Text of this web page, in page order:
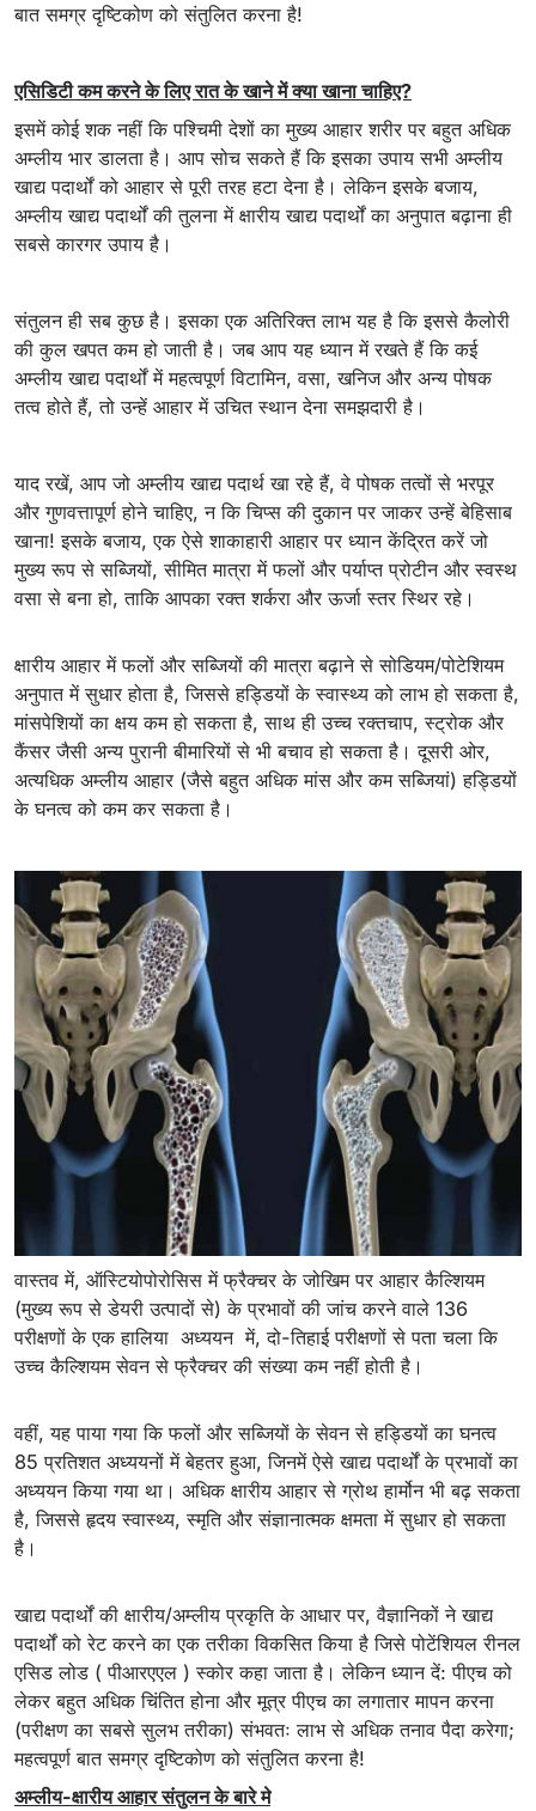
बात समग्र दृष्टिकोण को संतुलित करना है!
एसिडिटी कम करने के लिए रात के खाने में क्या खाना चाहिए?
इसमें कोई शक नहीं कि पश्चिमी देशों का मुख्य आहार शरीर पर बहुत अधिक
अम्लीय भार डालता है। आप सोच सकते हैं कि इसका उपाय सभी अम्लीय
खाद्य पदार्थों को आहार से पूरी तरह हटा देना है। लेकिन इसके बजाय,
अम्लीय खाद्य पदार्थों की तुलना में क्षारीय खाद्य पदार्थों का अनुपात बढ़ाना ही
सबसे कारगर उपाय है।
संतुलन ही सब कुछ है। इसका एक अतिरिक्त लाभ यह है कि इससे कैलोरी
की कुल खपत कम हो जाती है। जब आप यह ध्यान में रखते हैं कि कई
अम्लीय खाद्य पदार्थों में महत्वपूर्ण विटामिन, वसा, खनिज और अन्य पोषक
तत्व होते हैं, तो उन्हें आहार में उचित स्थान देना समझदारी है।
याद रखें, आप जो अम्लीय खाद्य पदार्थ खा रहे हैं, वे पोषक तत्वों से भरपूर
और गुणवत्तापूर्ण होने चाहिए, न कि चिप्स की दुकान पर जाकर उन्हें बेहिसाब
खाना! इसके बजाय, एक ऐसे शाकाहारी आहार पर ध्यान केंद्रित करें जो
मुख्य रूप से सब्जियों, सीमित मात्रा में फलों और पर्याप्त प्रोटीन और स्वस्थ
वसा से बना हो, ताकि आपका रक्त शर्करा और ऊर्जा स्तर स्थिर रहे।
क्षारीय आहार में फलों और सब्जियों की मात्रा बढ़ाने से सोडियम/पोटेशियम
अनुपात में सुधार होता है, जिससे हड्डियों के स्वास्थ्य को लाभ हो सकता है,
मांसपेशियों का क्षय कम हो सकता है, साथ ही उच्च रक्तचाप, स्ट्रोक और
कैंसर जैसी अन्य पुरानी बीमारियों से भी बचाव हो सकता है। दूसरी ओर,
अत्यधिक अम्लीय आहार (जैसे बहुत अधिक मांस और कम सब्जियां) हड्डियों
के घनत्व को कम कर सकता है।
वास्तव में, ऑस्टियोपोरोसिस में फ्रैक्चर के जोखिम पर आहार कैल्शियम
(मुख्य रूप से डेयरी उत्पादों से) के प्रभावों की जांच करने वाले 136
परीक्षणों के एक हालिया अध्ययन में, दो-तिहाई परीक्षणों से पता चला कि
उच्च कैल्शियम सेवन से फ्रैक्चर की संख्या कम नहीं होती है।
वहीं, यह पाया गया कि फलों और सब्जियों के सेवन से हड्डियों का घनत्व
85 प्रतिशत अध्ययनों में बेहतर हुआ, जिनमें ऐसे खाद्य पदार्थों के प्रभावों का
अध्ययन किया गया था। अधिक क्षारीय आहार से ग्रोथ हार्मोन भी बढ़ सकता
है, जिससे हृदय स्वास्थ्य, स्मृति और संज्ञानात्मक क्षमता में सुधार हो सकता
है।
खाद्य पदार्थों की क्षारीय/अम्लीय प्रकृति के आधार पर, वैज्ञानिकों ने खाद्य
पदार्थों को रेट करने का एक तरीका विकसित किया है जिसे पोटेंशियल रीनल
एसिड लोड ( पीआरएएल ) स्कोर कहा जाता है। लेकिन ध्यान दें: पीएच को
लेकर बहुत अधिक चिंतित होना और मूत्र पीएच का लगातार मापन करना
(परीक्षण का सबसे सुलभ तरीका) संभवतः लाभ से अधिक तनाव पैदा करेगा;
महत्वपूर्ण बात समग्र दृष्टिकोण को संतुलित करना है!
अम्लीय-क्षारीय आहार संतुलन के बारे मे